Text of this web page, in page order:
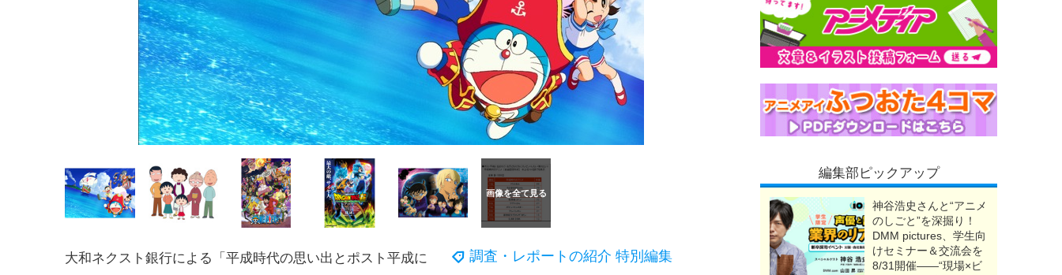
調査・レポートの紹介 特別編集
大和ネクスト銀行による「平成時代の思い出とポスト平成に
編集部ピックアップ
神谷浩史さんと“アニメ
のしごと”を深掘り！
DMM pictures、学生向
けセミナー＆交流会を
8/31開催――“現場×ビ